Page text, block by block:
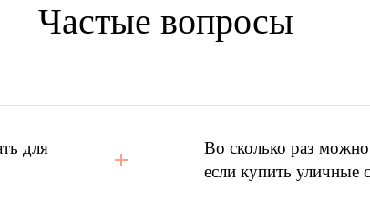
конкурента?
Частые вопросы
для
Во сколько раз можно
если купить уличные